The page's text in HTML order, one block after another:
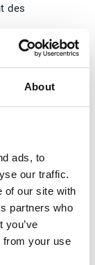
About
ads, to
our traffic.
of our site with
partners who
you’ve
from your use
des
un
politiques
?Cet
de litiges
/